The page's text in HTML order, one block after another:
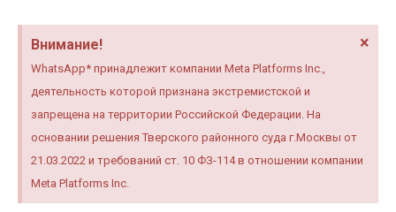
Внимание!
WhatsApp* принадлежит компании Meta Platforms Inc.,
деятельность которой признана экстремистской и
запрещена на территории Российской Федерации. На
основании решения Тверского районного суда г.Москвы от
21.03.2022 и требований ст. 10 ФЗ-114 в отношении компании
Meta Platforms Inc.
×